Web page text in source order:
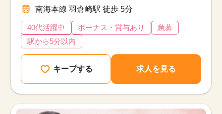
南海本線 羽倉崎駅 徒歩 5分
40代活躍中 ボーナス・賞与あり
急募
駅から5分以内
キープする 求人を見る